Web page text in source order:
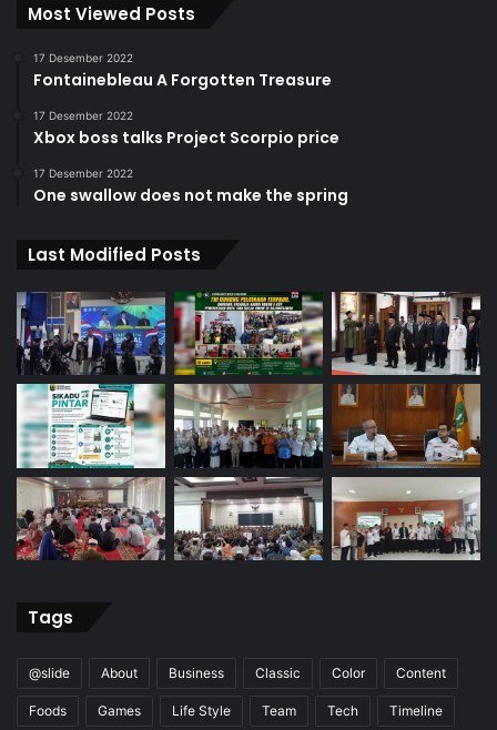
Most Viewed Posts
17 Desember 2022
Fontainebleau A Forgotten Treasure
17 Desember 2022
Xbox boss talks Project Scorpio price
17 Desember 2022
One swallow does not make the spring
Last Modified Posts
Tags
@slide About Business Classic Color Content
Foods Games Life Style Team Tech Timeline